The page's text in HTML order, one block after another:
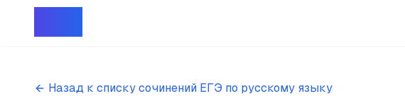
Назад к списку сочинений ЕГЭ по русскому языку